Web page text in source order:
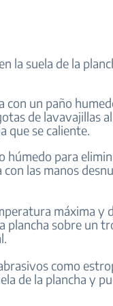
la suela de la
con un paño
de lavavajillas
que se caliente.
húmedo para
las manos
máxima y
plancha sobre un
como
de la plancha y